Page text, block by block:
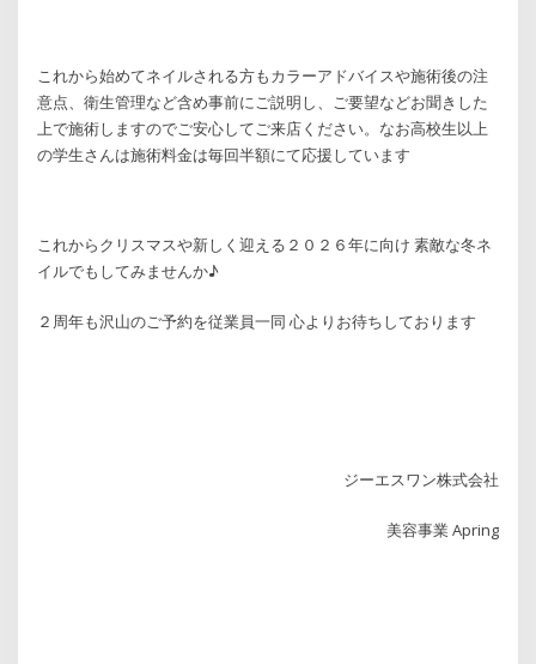
これから始めてネイルされる方もカラーアドバイスや施術後の注
意点、衛生管理など含め事前にご説明し、ご要望などお聞きした
上で施術しますのでご安心してご来店ください。なお高校生以上
の学生さんは施術料金は毎回半額にて応援しています
これからクリスマスや新しく迎える２０２６年に向け 素敵な冬ネ
イルでもしてみませんか♪
２周年も沢山のご予約を従業員一同 心よりお待ちしております
ジーエスワン株式会社
美容事業 Apring